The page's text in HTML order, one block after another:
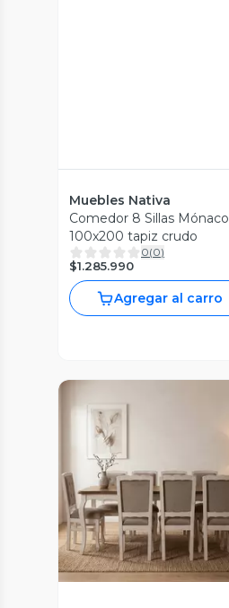
Muebles Nativa
Comedor 8 Sillas Mónaco
100x200 tapiz crudo
0(0)
$1.285.990
Agregar al carro
Vista Previa